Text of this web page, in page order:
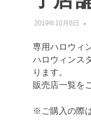
2019年10月8日
専用ハロウィ
ハロウィンス
ります。
販売店一覧を
※ご購入の際